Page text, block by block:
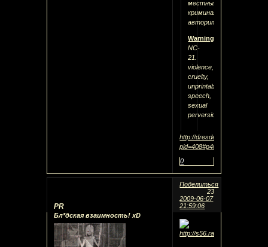
местных
криминальных
авторитетов.
Warning
NC-
21.
violence,
cruelty,
unprintable
speech,
sexual
perversions!
http://dresden.spybb.ru/
pid=408#p408
0
Поделиться
23
2009-06-07
21:59:06
PR
Бл*дская взаимность! xD